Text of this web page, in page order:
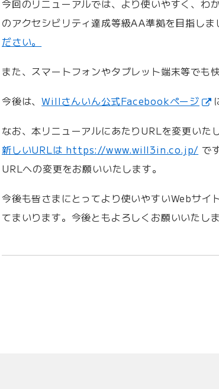
今回のリニューアルでは、より使いやすく、わ
のアクセシビリティ達成等級AA準拠を目指しま
ださい。
また、スマートフォンやタブレット端末等でも
今後は、Willさんいん公式Facebookページ
なお、本リニューアルにあたりURLを変更いた
新しいURLは https://www.will3in.co.jp/ で
URLへの変更をお願いいたします。
今後も皆さまにとってより使いやすいWebサイ
てまいります。今後ともよろしくお願いいたしま